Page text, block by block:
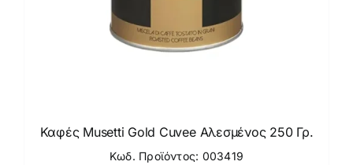
Καφές Musetti Gold Cuvee Αλεσμένος 250 Γρ.
Κωδ. Προϊόντος: 003419